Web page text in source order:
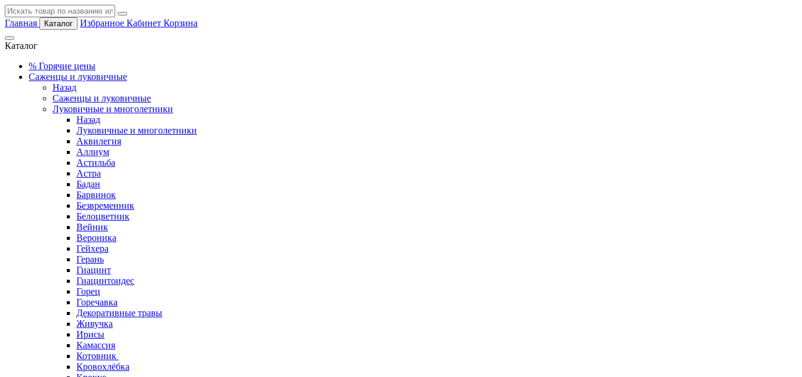
Главная Каталог Избранное Кабинет Корзина
Каталог
% Горячие цены
Саженцы и луковичные
Назад
Саженцы и луковичные
Луковичные и многолетники
Назад
Луковичные и многолетники
Аквилегия
Аллиум
Астильба
Астра
Бадан
Барвинок
Безвременник
Белоцветник
Вейник
Вероника
Гейхера
Герань
Гиацинт
Гиацинтоидес
Горец
Горечавка
Декоративные травы
Живучка
Ирисы
Камассия
Котовник
Кровохлёбка